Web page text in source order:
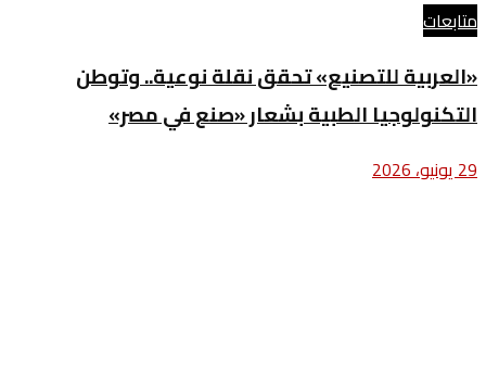
متابعات
«العربية للتصنيع» تحقق نقلة نوعية.. وتوطن
التكنولوجيا الطبية بشعار «صنع في مصر»
29 يونيو، 2026